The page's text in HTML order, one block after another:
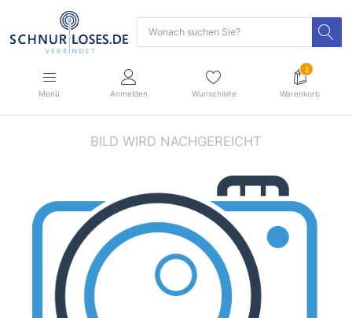
Menü Anmelden Wunschliste
2
Warenkorb